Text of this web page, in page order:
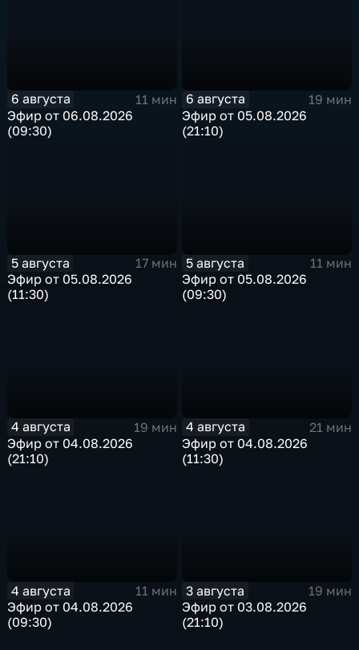
6 августа
11 мин
Эфир от 06.08.2026
(09:30)
6 августа
19 мин
Эфир от 05.08.2026
(21:10)
5 августа
17 мин
Эфир от 05.08.2026
(11:30)
5 августа
11 мин
Эфир от 05.08.2026
(09:30)
4 августа
19 мин
Эфир от 04.08.2026
(21:10)
4 августа
21 мин
Эфир от 04.08.2026
(11:30)
4 августа
11 мин
Эфир от 04.08.2026
(09:30)
3 августа
19 мин
Эфир от 03.08.2026
(21:10)